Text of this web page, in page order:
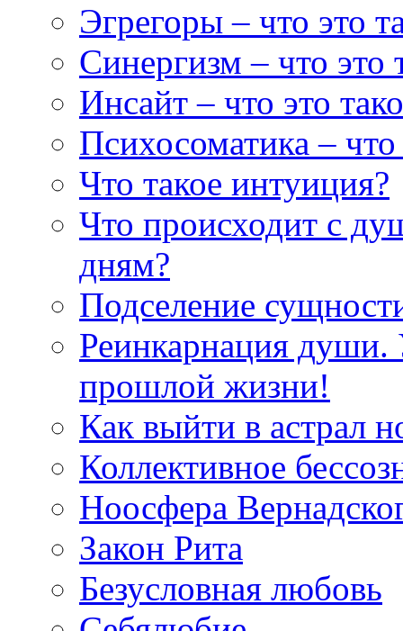
Эгрегоры – что это
Синергизм – что это
Инсайт – что это
Психосоматика – что
Что такое интуиция?
Что происходит с
дням?
Подселение
Реинкарнация
прошлой жизни!
Как выйти в астрал
Коллективное
Ноосфера
Закон Рита
Безусловная любовь